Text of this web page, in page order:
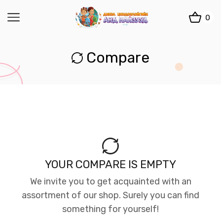
0
Compare
YOUR COMPARE IS EMPTY
We invite you to get acquainted with an
assortment of our shop. Surely you can find
something for yourself!